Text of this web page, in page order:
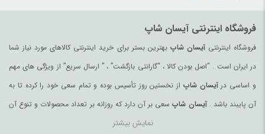
فروشگاه اینترنتی آیسان شاپ
فروشگاه اینترنتیآیسان شاپبهترین بستر برای خرید اینترنتی کالاهای مورد نیاز شما
در ایران است . “اصل بودن کالا ، “گارانتی بازگشت” ، ” ارسال سریع” از ویژگی های مهم
و اساسی درآیسان شاپ از نخستین روز تأسیس بوده و تمام سعی خود را کرده تا به
آن پایبند باشد .آیسان شاپ سعی بر آن دارد که روزانه بر تعداد محصولات و تنوع آن
بیفزاید تا بتواند نیاز همه ی افراد با هر نوع سلیقه را در خرید محصولات اینترنتی مرتفع
نمایش بیشتر